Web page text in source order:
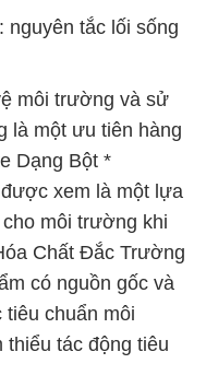
tắc lối sống
môi trường và sử
là một ưu tiên hàng
Dạng Bột *
xem là một lựa
môi trường khi
Chất Đắc Trường
có nguồn gốc và
tiêu chuẩn môi
tác động tiêu